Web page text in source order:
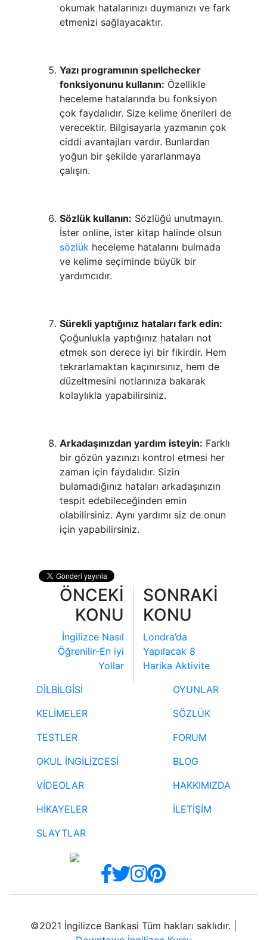
okumak hatalarınızı duymanızı ve fark
etmenizi sağlayacaktır.
Yazı programının spellchecker
fonksiyonunu kullanın: Özellikle
heceleme hatalarında bu fonksiyon
çok faydalıdır. Size kelime önerileri de
verecektir. Bilgisayarla yazmanın çok
ciddi avantajları vardır. Bunlardan
yoğun bir şekilde yararlanmaya
çalışın.
Sözlük kullanın: Sözlüğü unutmayın.
İster online, ister kitap halinde olsun
sözlük heceleme hatalarını bulmada
ve kelime seçiminde büyük bir
yardımcıdır.
Sürekli yaptığınız hataları fark edin:
Çoğunlukla yaptığınız hataları not
etmek son derece iyi bir fikirdir. Hem
tekrarlamaktan kaçınırsınız, hem de
düzeltmesini notlarınıza bakarak
kolaylıkla yapabilirsiniz.
Arkadaşınızdan yardım isteyin: Farklı
bir gözün yazınızı kontrol etmesi her
zaman için faydalıdır. Sizin
bulamadığınız hataları arkadaşınızın
tespit edebileceğinden emin
olabilirsiniz. Aynı yardımı siz de onun
için yapabilirsiniz.
ÖNCEKİ
KONU
İngilizce Nasıl
Öğrenilir-En iyi
Yollar
SONRAKİ
KONU
Londra’da
Yapılacak 8
Harika Aktivite
DİLBİLGİSİ
KELİMELER
TESTLER
OKUL İNGİLİZCESİ
VİDEOLAR
HİKAYELER
SLAYTLAR
OYUNLAR
SÖZLÜK
FORUM
BLOG
HAKKIMIZDA
İLETİŞİM
©2021 İngilizce Bankasi Tüm hakları saklıdır. |